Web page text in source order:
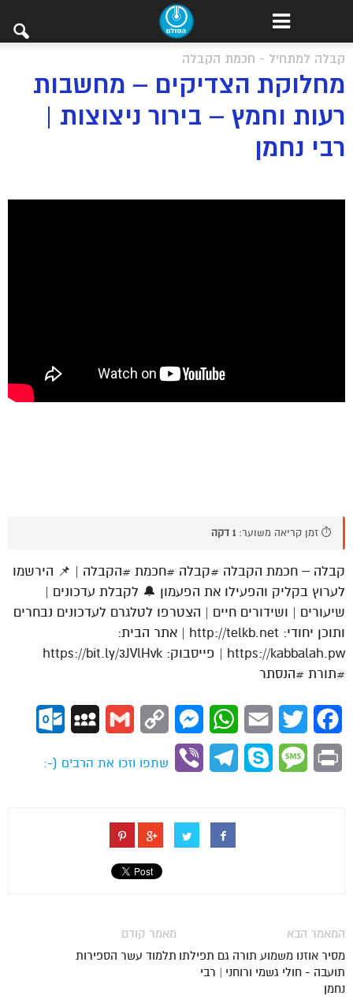
קבלה למתחיל - חכמת הקבלה
מחלוקת הצדיקים – מחשבות
רעות וחמץ – בירור ניצוצות |
רבי נחמן
⏱️ זמן קריאה משוער: 1 דקה
קבלה – חכמת הקבלה #קבלה #חכמת #הקבלה | 📌 הירשמו
לערוץ בקליק והפעילו את הפעמון 🔔 לקבלת עדכונים |
שיעורים | ושידורים חיים | הצטרפו לטלגרם לעדכונים נבחרים
ותוכן יחודי: http://telkb.net | אתר הבית:
https://kabbalah.pw | פייסבוק: https://bit.ly/3JVlHvk
#תורת #הנסתר
Facebook
Twitter
Email
WhatsApp
Messenger
Copy
Gmail
MySpace
Print
Message
Skype
Telegram
Viber
שתפו וזכו את הרבים (-:
מאמר קודם
תלמוד עשר הספירות
המאמר הבא
מסיר אוזנו משמוע תורה גם תפילתו
תועבה - חולי גשמי ורוחני | רבי
נחמן